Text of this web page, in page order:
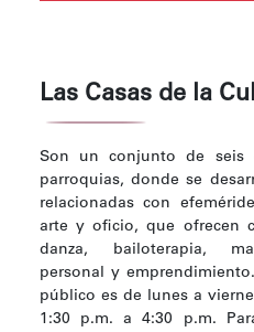
Las Casas de la
Son un conjunto de seis
parroquias, donde se
relacionadas con
arte y oficio, que ofrecen
danza, bailoterapia,
personal y
público es de lunes a
1:30 p.m. a 4:30 p.m.